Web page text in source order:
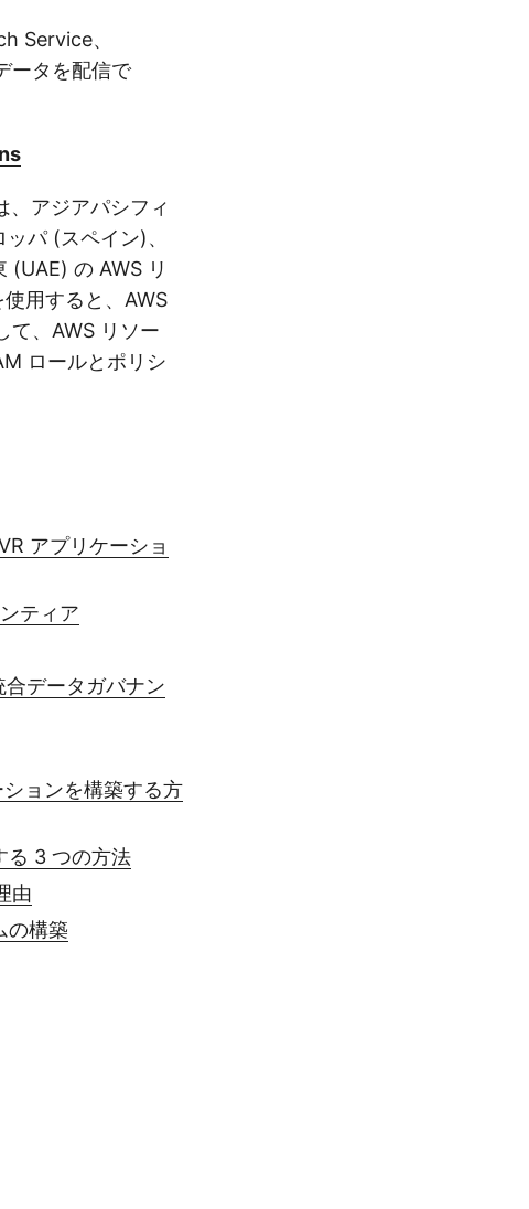
Service、
ータを配信で
アジアパシフィ
パ (スペイン)、
(UAE) の AWS リ
用すると、AWS
て、AWS リソー
ロールとポリシ
アプリケーショ
ティア
データガバナン
ョンを構築する方
る 3 つの方法
由
の構築